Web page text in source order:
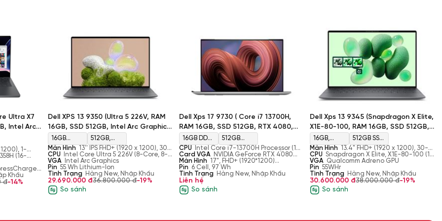
hiện đại và sang trọng. Phần vỏ
Nhìn tổng thể thì Dell Xps
sắc sảo và tinh tế, đem đến
với kích thước 295.3 x 199.04 x
Ultra X7
1200), 1-
display,
Vision,
(16-
up to
– 50 TOPS
Type-C
Khẩu
đ-14%
Dell XPS 13 9350 (Ultra 5 226V, RAM
16GB, SSD 512GB, Intel Arc Graphics,
Màn 13.4'' FHD+)
16GB
LPDDR5X
8533MHz
512GB,
M.2, PCIe
NVMe, SSD
Màn Hình
13'' IPS FHD+ (1920 x 1200), 30-
120Hz, InfinityEdge Non-Touch Display,
Anti-Glare, Eyesafe, 100% sRGB, 500-
nits
CPU
Intel Core Ultra 5 226V (8-Core, 8-
Thread, 8MB Cache, up to 4.5GHz Max
Turbo Frequency)
VGA
Intel Arc Graphics
Pin 55 Wh Lithium-Ion
Tình Trạng
Hàng New, Nhập Khẩu
29.690.000 đ36.800.000 đ-19%
So sánh
Dell Xps 17 9730 ( Core i7 13700H,
RAM 16GB, SSD 512GB, RTX 4080,
Màn 17" FHD+)
16GB DDR5
4800MHz
512GB
PCIe
Gen4 M.2
SSD
CPU
Intel Core i7-13700H Processor (14-
Core, 24MB Cache, up to 5.0 GHz)
Card VGA
NVIDIA GeForce RTX 4080
with 12 GB GDDR6
Màn Hình
17", FHD+ (1920*1200)
InfinityEdge Non-Touch, Anti-Glare,
500 nit
Pin 6 Cell, 97 Wh
Tình Trạng
Hàng New, Nhập Khẩu
Liên hệ
So sánh
Dell Xps 13 9345 (Snapdragon X Elite,
X1E-80-100, RAM 16GB, SSD 512GB,
Qualcomm Adreno GPU, Màn 13.4"
FHD+)
16GB,
LPDDR5X,
8448MT/s
512GB SSD
M.2 NVMe
Màn Hình
13.4" FHD+ (1920 x 1200), 30-
120Hz, Non-Touch, Anti-Glare, 500 nit,
EyeSafe, InfinityEdge
CPU Snapdragon X Elite, X1E-80-100 (12
cores up to 3.4 GHz Dual-Core Boost up
to 4 GHz, NPU integrated)
VGA Qualcomm Adreno GPU
Pin 55WHr
Tình Trạng
Hàng New, Nhập Khẩu
30.600.000 đ38.000.000 đ-19%
So sánh